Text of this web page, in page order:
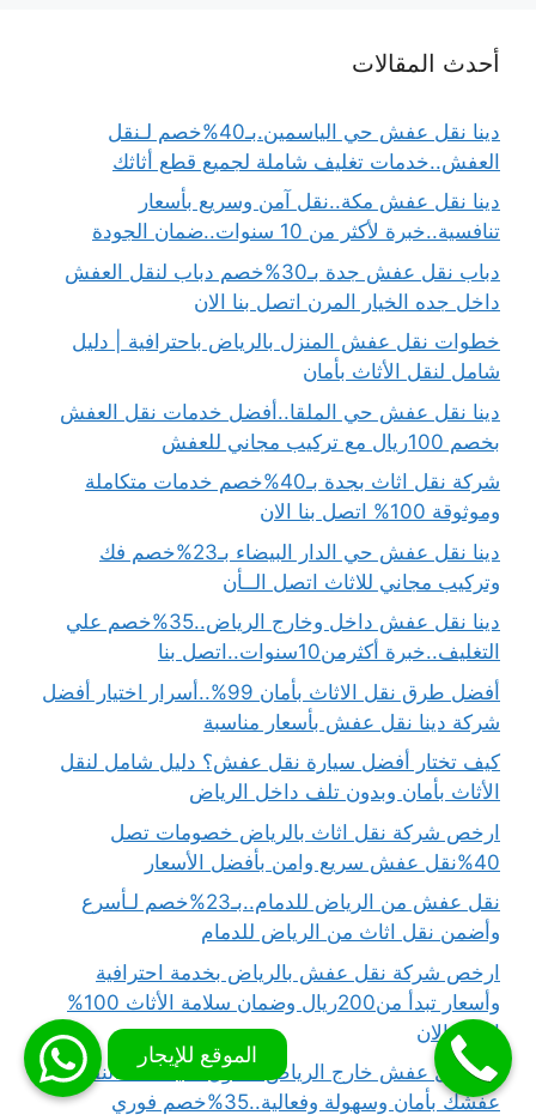
أحدث المقالات
دينا نقل عفش حي الياسمين.بـ40%خصم لـنقل
العفش..خدمات تغليف شاملة لجميع قطع أثاثك
دينا نقل عفش مكة..نقل آمن وسريع بأسعار
تنافسية..خبرة لأكثر من 10 سنوات..ضمان الجودة
دباب نقل عفش جدة بـ30%خصم دباب لنقل العفش
داخل جده الخيار المرن اتصل بنا الان
خطوات نقل عفش المنزل بالرياض باحترافية | دليل
شامل لنقل الأثاث بأمان
دينا نقل عفش حي الملقا..أفضل خدمات نقل العفش
بخصم 100ريال مع تركيب مجاني للعفش
شركة نقل اثاث بجدة بـ40%خصم خدمات متكاملة
وموثوقة 100% اتصل بنا الان
دينا نقل عفش حي الدار البيضاء بـ23%خصم فك
وتركيب مجاني للاثاث اتصل الــأن
دينا نقل عفش داخل وخارج الرياض..35%خصم علي
التغليف..خبرة أكثرمن10سنوات..اتصل بنا
أفضل طرق نقل الاثاث بأمان 99%..أسرار اختيار أفضل
شركة دينا نقل عفش بأسعار مناسبة
كيف تختار أفضل سيارة نقل عفش؟ دليل شامل لنقل
الأثاث بأمان وبدون تلف داخل الرياض
ارخص شركة نقل اثاث بالرياض خصومات تصل
40%نقل عفش سريع وامن بأفضل الأسعار
نقل عفش من الرياض للدمام..بـ23%خصم لـأسرع
وأضمن نقل اثاث من الرياض للدمام
ارخص شركة نقل عفش بالرياض بخدمة احترافية
وأسعار تبدأ من200ريال وضمان سلامة الأثاث 100%
اتصل الان
دينا نقل عفش خارج الرياض..حلول ذكية100%لنقل
عفشك بأمان وسهولة وفعالية..35%خصم فوري